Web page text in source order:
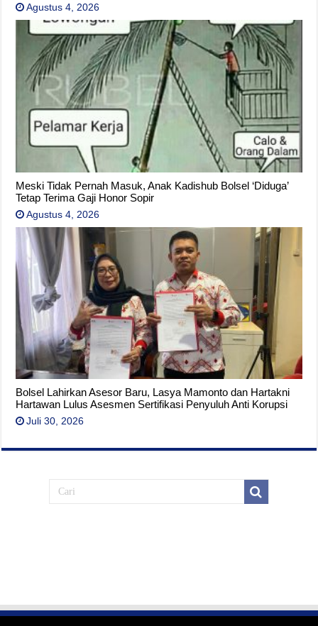
Agustus 4, 2026
Meski Tidak Pernah Masuk, Anak Kadishub Bolsel ‘Diduga’
Tetap Terima Gaji Honor Sopir
Agustus 4, 2026
Bolsel Lahirkan Asesor Baru, Lasya Mamonto dan Hartakni
Hartawan Lulus Asesmen Sertifikasi Penyuluh Anti Korupsi
Juli 30, 2026